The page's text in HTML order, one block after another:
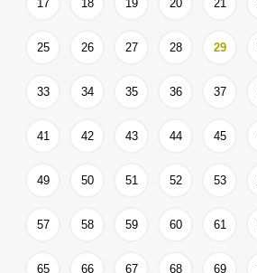
17 18 19 20 21
25 26 27 28 29
33 34 35 36 37
41 42 43 44 45
49 50 51 52 53
57 58 59 60 61
65 66 67 68 69